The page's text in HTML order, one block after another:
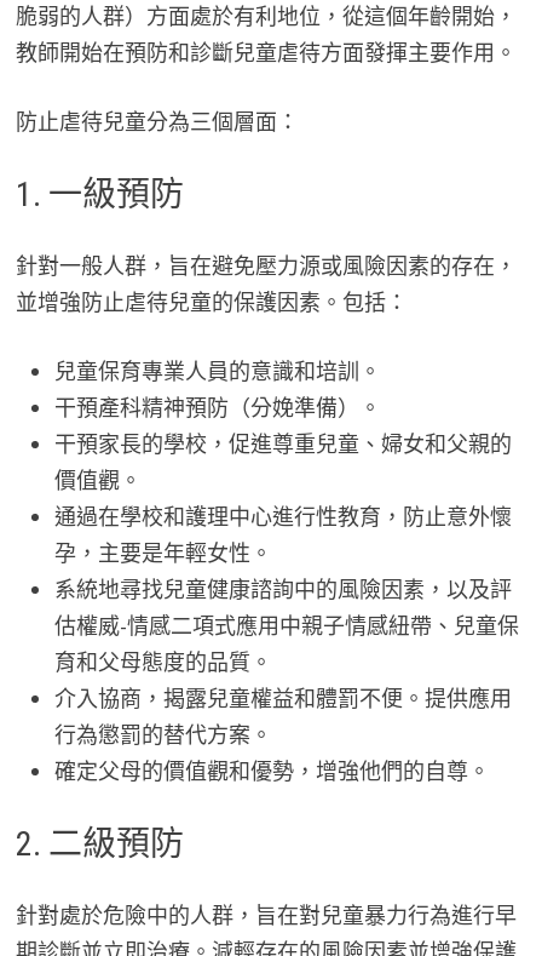
脆弱的人群）方面處於有利地位，從這個年齡開始，
教師開始在預防和診斷兒童虐待方面發揮主要作用。
防止虐待兒童分為三個層面：
1. 一級預防
針對一般人群，旨在避免壓力源或風險因素的存在，
並增強防止虐待兒童的保護因素。包括：
兒童保育專業人員的意識和培訓。
干預產科精神預防（分娩準備）。
干預家長的學校，促進尊重兒童、婦女和父親的
價值觀。
通過在學校和護理中心進行性教育，防止意外懷
孕，主要是年輕女性。
系統地尋找兒童健康諮詢中的風險因素，以及評
估權威-情感二項式應用中親子情感紐帶、兒童保
育和父母態度的品質。
介入協商，揭露兒童權益和體罰不便。提供應用
行為懲罰的替代方案。
確定父母的價值觀和優勢，增強他們的自尊。
2. 二級預防
針對處於危險中的人群，旨在對兒童暴力行為進行早